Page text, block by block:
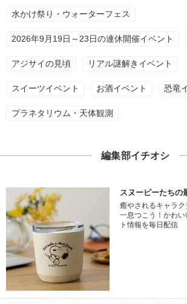
水かけ祭り・ウォーターフェス
2026年9月19日～23日の連休開催イベント
アジサイの見頃 リアル謎解きイベント
スイーツイベント お酒イベント 恐竜
プラネタリウム・天体観測
編集部イチオシ
スヌーピーたちの
癒やされるキャラ
一息つこう！かわ
ト情報を毎日配信